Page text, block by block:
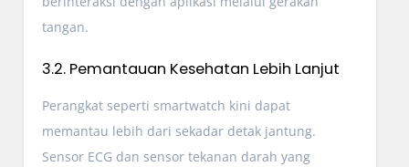
tangan.
3.2. Pemantauan Kesehatan Lebih Lanjut
Perangkat seperti smartwatch kini dapat
memantau lebih dari sekadar detak jantung.
Sensor ECG dan sensor tekanan darah yang